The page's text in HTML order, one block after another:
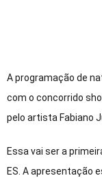
A programação de
com o concorrido
pelo artista Fabiano
Essa vai ser a
ES. A apresentação